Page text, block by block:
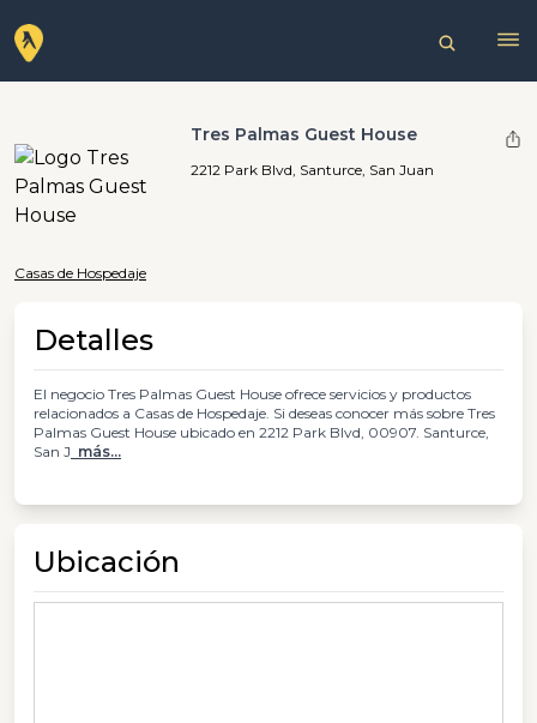
Tres Palmas Guest House
2212 Park Blvd, Santurce, San Juan
Casas de Hospedaje
Detalles
El negocio Tres Palmas Guest House ofrece servicios y productos
relacionados a Casas de Hospedaje. Si deseas conocer más sobre Tres
Palmas Guest House ubicado en 2212 Park Blvd, 00907. Santurce,
San J más...
Ubicación